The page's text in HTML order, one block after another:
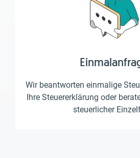
Wir beantworten einmalige
Ihre Steuererklärung oder
steuerlicher